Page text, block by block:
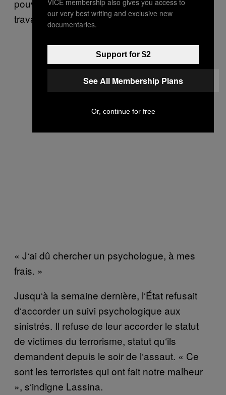
pouvais pas prendre les transports ou
travailler sous pression.»
« J‘ai dû chercher un psychologue, à mes
frais. »
Jusqu‘à la semaine dernière, l‘État refusait
d‘accorder un suivi psychologique aux
sinistrés. Il refuse de leur accorder le statut
de victimes du terrorisme, statut qu‘ils
demandent depuis le soir de l‘assaut. « Ce
sont les terroristes qui ont fait notre malheur
», s‘indigne Lassina.
our very best writing and exclusive new
documentaries.
Support for $2
See All Membership Plans
Or, continue for free